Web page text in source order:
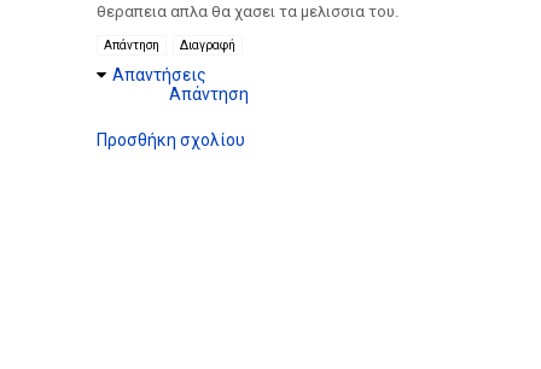
θεραπεια απλα θα χασει τα μελισσια του.
Απάντηση Διαγραφή
Απαντήσεις
Απάντηση
Προσθήκη σχολίου